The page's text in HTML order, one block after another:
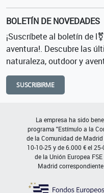
BOLETÍN DE NOVEDADES
¡Suscríbete al boletín de
aventura!. Descubre las
naturaleza, outdoor y
SUSCRIBIRME
La empresa ha sido
programa "Estímulo a la
de la Comunidad de Madrid
10-10-25 y de 6.000 € el
de la Unión Europea
Madrid